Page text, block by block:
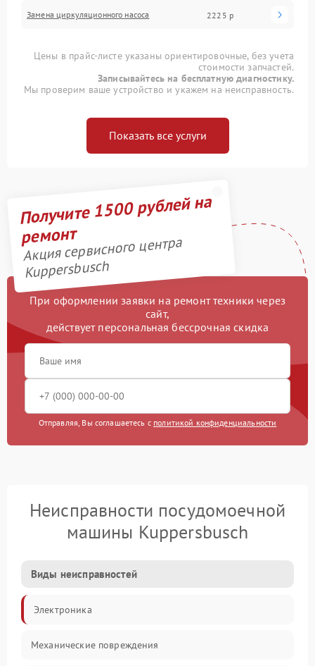
Замена циркуляционного насоса 2225 р
Цены в прайс-листе указаны ориентировочные, без учета
стоимости запчастей.
Записывайтесь на бесплатную диагностику.
Мы проверим ваше устройство и укажем на неисправность.
Показать все услуги
Получите 1500 рублей на
ремонт
Акция сервисного центра
Kuppersbusch
При оформлении заявки на ремонт техники через
сайт,
действует персональная бессрочная скидка
Отправляя, Вы соглашаетесь с политикой конфиденциальности
Неисправности посудомоечной
машины Kuppersbusch
Виды неисправностей
Электроника
Механические повреждения